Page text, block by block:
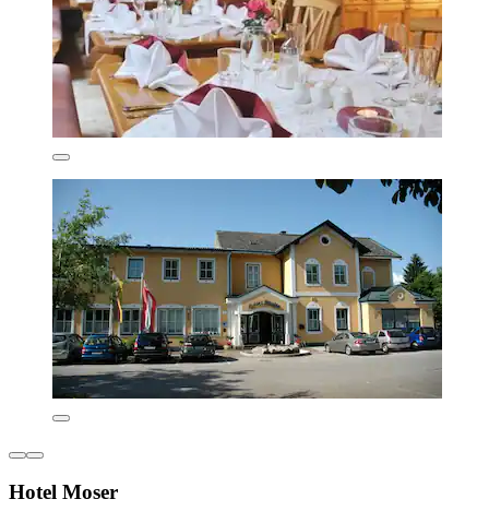
Hotel Moser